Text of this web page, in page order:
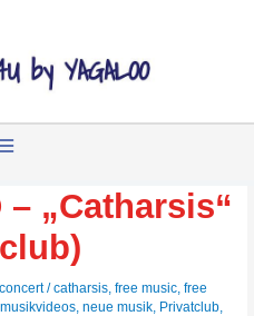
– „Catharsis“
/catharsis,free music,free
musikvideos,neue musik, Privatclub,